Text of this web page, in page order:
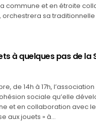
commune et en étroite
orchestrera sa traditionnelle
à quelques pas de la
de 14h à 17h,
sociale qu’elle
et en collaboration avec
aux jouets » à…